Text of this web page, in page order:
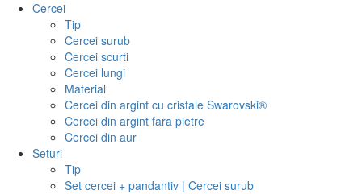
Cercei
Tip
Cercei surub
Cercei scurti
Cercei lungi
Material
Cercei din argint cu cristale Swarovski®
Cercei din argint fara pietre
Cercei din aur
Seturi
Tip
Set cercei + pandantiv | Cercei surub